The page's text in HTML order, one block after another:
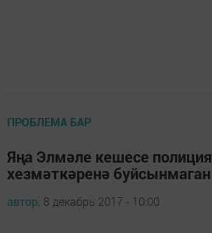
ПРОБЛЕМА БАР
Яңа Элмәле кешесе полиция
хезмәткәренә буйсынмаган
автор, 8 декабрь 2017 - 10:00